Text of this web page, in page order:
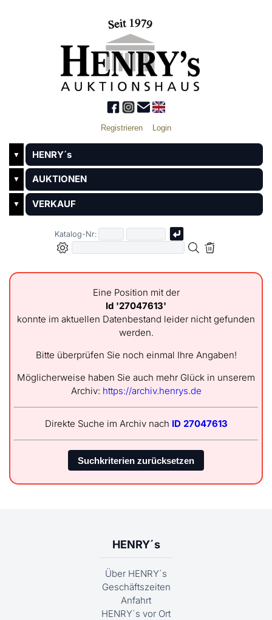
Registrieren Login
▼ HENRY´s
▼ AUKTIONEN
▼ VERKAUF
Katalog-Nr:
Eine Position mit der
Id '27047613'
konnte im aktuellen Datenbestand leider nicht gefunden
werden.
Bitte überprüfen Sie noch einmal Ihre Angaben!
Möglicherweise haben Sie auch mehr Glück in unserem
Archiv: https://archiv.henrys.de
Direkte Suche im Archiv nach ID 27047613
HENRY´s
Über HENRY´s
Geschäftszeiten
Anfahrt
HENRY´s vor Ort